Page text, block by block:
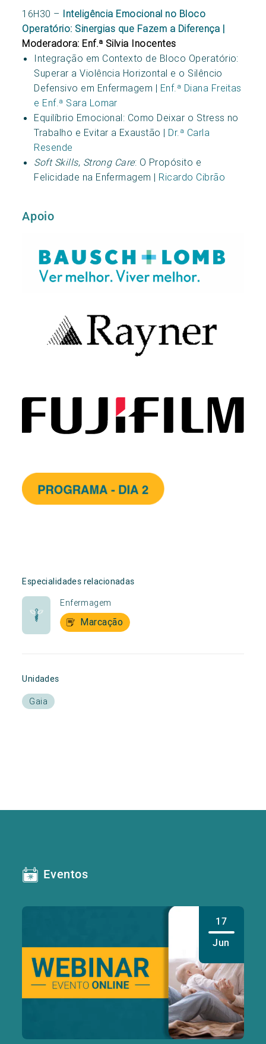
16H30 – Inteligência Emocional no Bloco
Operatório: Sinergias que Fazem a Diferença |
Moderadora: Enf.ª Silvia Inocentes
Integração em Contexto de Bloco Operatório:
Superar a Violência Horizontal e o Silêncio
Defensivo em Enfermagem | Enf.ª Diana Freitas
e Enf.ª Sara Lomar
Equilíbrio Emocional: Como Deixar o Stress no
Trabalho e Evitar a Exaustão | Dr.ª Carla
Resende
Soft Skills, Strong Care: O Propósito e
Felicidade na Enfermagem | Ricardo Cibrão
Apoio
Especialidades relacionadas
Enfermagem
Marcação
Unidades
Gaia
Eventos
17
Jun